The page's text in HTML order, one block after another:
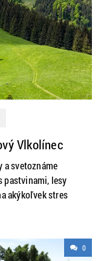
Vlkolínec
a svetoznáme
pastvinami, lesy
akýkoľvek stres
0